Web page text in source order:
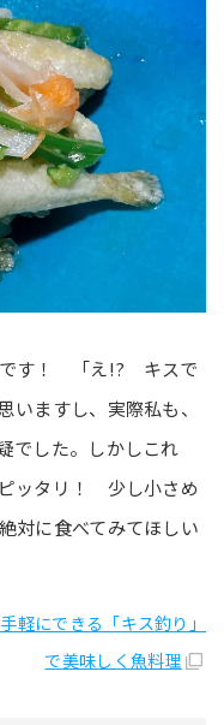
です！ 「え!? キスで
いますし、実際私も、
でした。しかしこれ
ッタリ！ 少し小さめ
対に食べてみてほしい
軽にできる「キス釣り」
で美味しく魚料理